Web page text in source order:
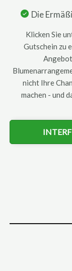
Die
Klicken Sie
Gutschein zu
nicht Ihre
machen - und